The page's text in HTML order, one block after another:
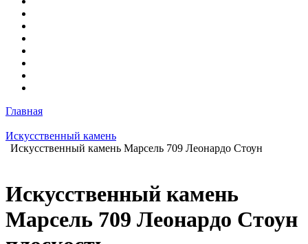
Главная
Искусственный камень
Искусственный камень Марсель 709 Леонардо Стоун
Искусственный камень
Марсель 709 Леонардо Стоун